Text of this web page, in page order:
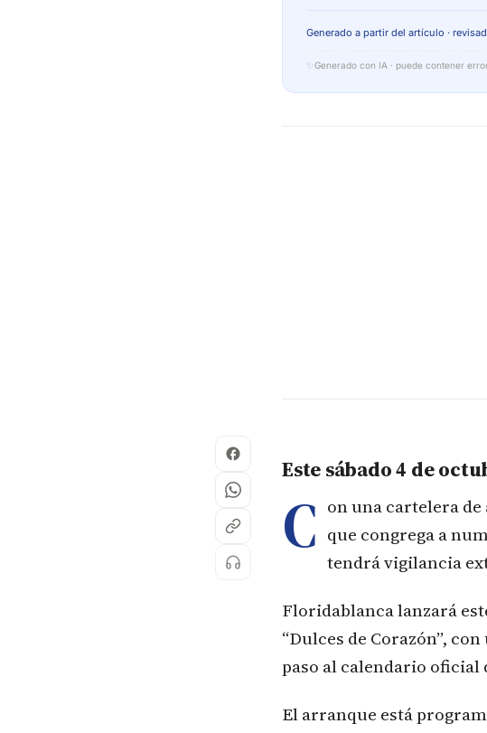
Generado a partir del artículo ·
✨ Generado con IA · puede contener
Este sábado 4 de
C on una cartelera
que congrega a
tendrá vigilancia
Floridablanca lanzará
“Dulces de Corazón”,
paso al calendario oficial
El arranque está